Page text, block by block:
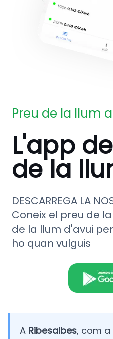
Preu de la llum
L'app
de la
DESCARREGA LA
Coneix el preu de
de la llum d'avui
ho quan vulguis
A Ribesalbes, com